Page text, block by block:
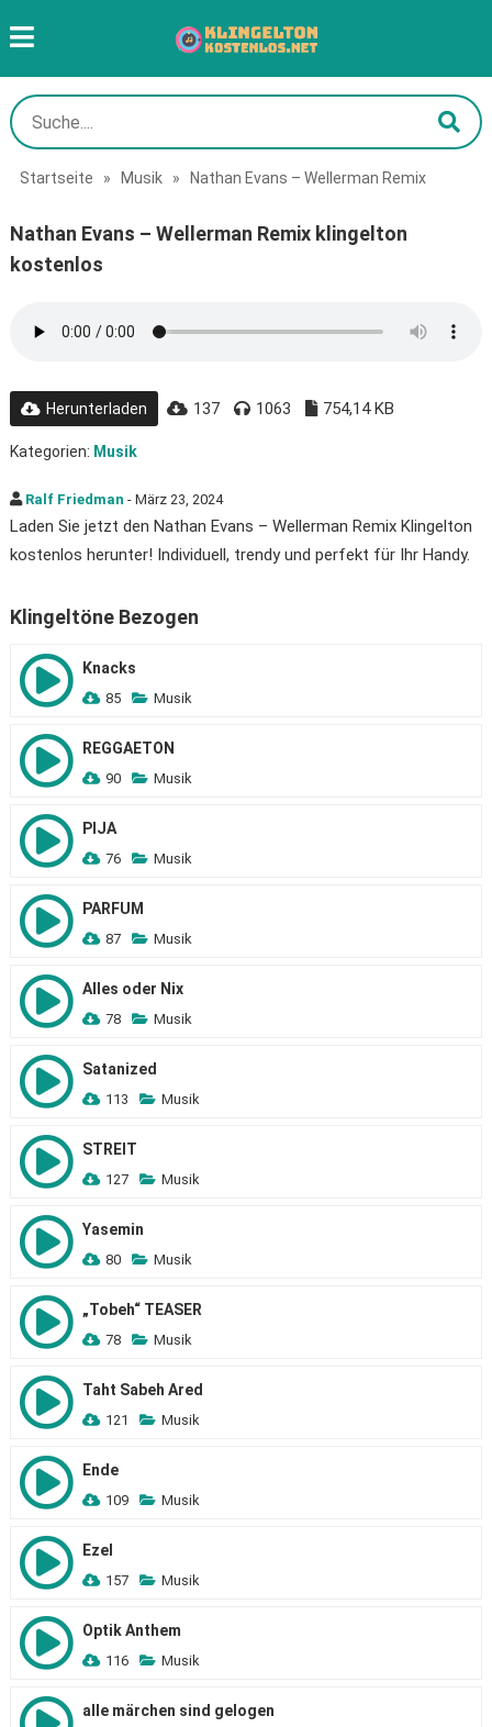
Startseite » Musik » Nathan Evans – Wellerman Remix
Nathan Evans – Wellerman Remix klingelton
kostenlos
Herunterladen 137 1063 754,14 KB
Kategorien: Musik
Ralf Friedman - März 23, 2024
Laden Sie jetzt den Nathan Evans – Wellerman Remix Klingelton
kostenlos herunter! Individuell, trendy und perfekt für Ihr Handy.
Klingeltöne Bezogen
Knacks
85 Musik
REGGAETON
90 Musik
PIJA
76 Musik
PARFUM
87 Musik
Alles oder Nix
78 Musik
Satanized
113 Musik
STREIT
127 Musik
Yasemin
80 Musik
„Tobeh“ TEASER
78 Musik
Taht Sabeh Ared
121 Musik
Ende
109 Musik
Ezel
157 Musik
Optik Anthem
116 Musik
alle märchen sind gelogen